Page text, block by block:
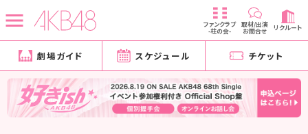
ファンクラブ
-柱の会-
取材/出演
お問合せ リクルート
劇場ガイド スケジュール チケット